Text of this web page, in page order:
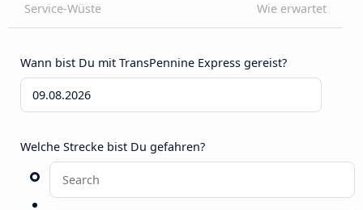
Service-Wüste
Wie erwartet
Wann bist Du mit TransPennine Express gereist?
Welche Strecke bist Du gefahren?